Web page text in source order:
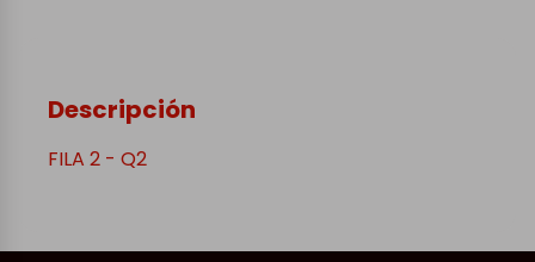
Descripción
FILA 2 - Q2